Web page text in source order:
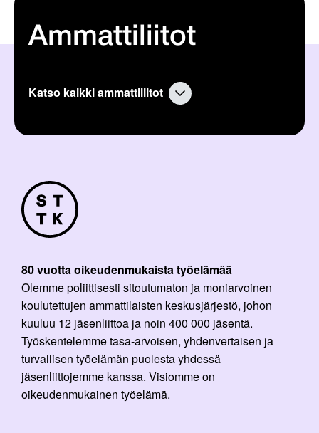
Ammattiliitot
Katso kaikki ammattiliitot
80 vuotta oikeudenmukaista työelämää
Olemme poliittisesti sitoutumaton ja moniarvoinen
koulutettujen ammattilaisten keskusjärjestö, johon
kuuluu 12 jäsenliittoa ja noin 400 000 jäsentä.
Työskentelemme tasa-arvoisen, yhdenvertaisen ja
turvallisen työelämän puolesta yhdessä
jäsenliittojemme kanssa. Visiomme on
oikeudenmukainen työelämä.